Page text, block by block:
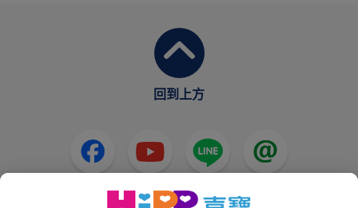
回到上方